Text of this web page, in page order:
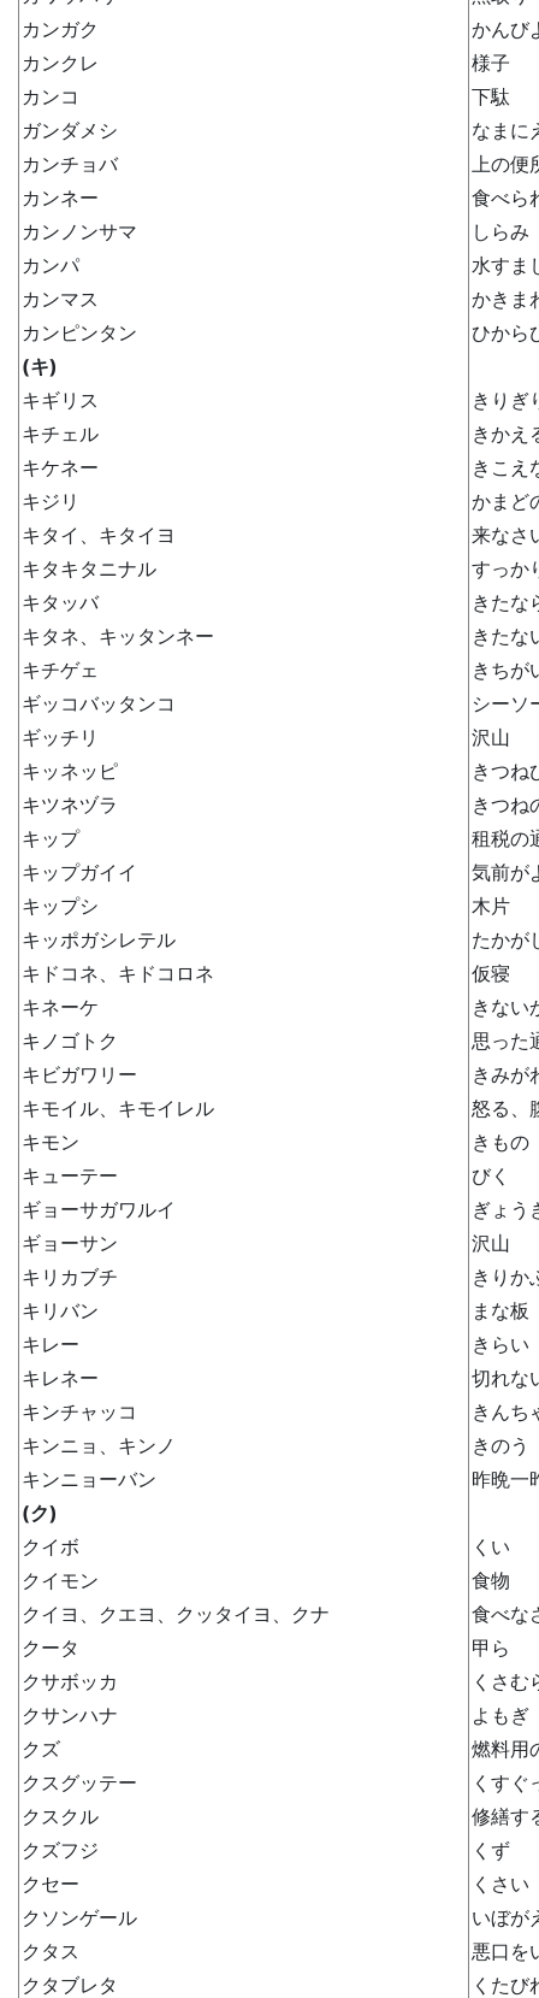
カンガク
かんび
カンクレ
様子
カンコ
下駄
ガンダメシ
なまに
カンチョバ
上の便
カンネー
食べら
カンノンサマ
しらみ
カンパ
水すま
カンマス
かきま
カンピンタン
ひから
(キ)
キギリス
きりぎ
キチェル
きかえ
キケネー
きこえ
キジリ
かまど
キタイ、キタイヨ
来なさ
キタキタニナル
すっか
キタッバ
きたな
キタネ、キッタンネー
きたな
キチゲェ
きちが
ギッコバッタンコ
シーソ
ギッチリ
沢山
キッネッピ
きつね
キツネヅラ
きつね
キップ
租税の
キップガイイ
気前が
キップシ
木片
キッポガシレテル
たかが
キドコネ、キドコロネ
仮寝
キネーケ
きない
キノゴトク
思った
キビガワリー
きみが
キモイル、キモイレル
怒る、
キモン
きもの
キューテー
びく
ギョーサガワルイ
ぎょう
ギョーサン
沢山
キリカブチ
きりか
キリバン
まな板
キレー
きらい
キレネー
切れな
キンチャッコ
きんち
キンニョ、キンノ
きのう
キンニョーバン
昨晩一
(ク)
クイボ
くい
クイモン
食物
クイヨ、クエヨ、クッタイヨ、クナ
食べな
クータ
甲ら
クサボッカ
くさむ
クサンハナ
よもぎ
クズ
燃料用
クスグッテー
くすぐ
クスクル
修繕す
クズフジ
くず
クセー
くさい
クソンゲール
いぼが
クタス
悪口を
クタブレタ
くたび